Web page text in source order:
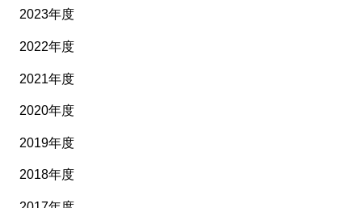
2023年度
2022年度
2021年度
2020年度
2019年度
2018年度